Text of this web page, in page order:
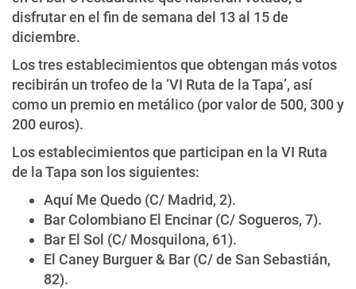
disfrutar en el fin de semana del 13 al 15 de
diciembre.
Los tres establecimientos que obtengan más votos
recibirán un trofeo de la ‘VI Ruta de la Tapa’, así
como un premio en metálico (por valor de 500, 300 y
200 euros).
Los establecimientos que participan en la VI Ruta
de la Tapa son los siguientes:
Aquí Me Quedo (C/ Madrid, 2).
Bar Colombiano El Encinar (C/ Sogueros, 7).
Bar El Sol (C/ Mosquilona, 61).
El Caney Burguer & Bar (C/ de San Sebastián,
82).